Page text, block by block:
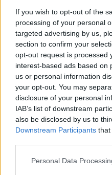
If you wish to opt-out of the
processing of your personal
targeted advertising by us,
section to confirm your
opt-out request is processed
interest-based ads based on
us or personal information
your opt-out. You may
disclosure of your personal
IAB’s list of downstream
also be disclosed by us to
Downstream Participants that
Personal Data
09 sierpnia 2026 | 04:22
Kard. Timothy Radcliffe na
08 sierpnia 2026 | 21:11
45 Kielecka Piesza
08 sierpnia 2026 | 21:07
Coca-Cola dyskryminuje
08 sierpnia 2026 | 20:19
Siostra Wolfers: w czasach